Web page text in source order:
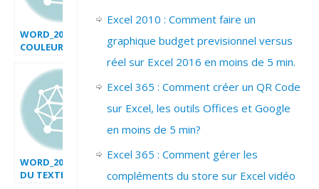
WORD_2007_AJOUTER
COULEUR CELLULE
WORD_2007_RECHERCHER
DU TEXTE
Excel 2010 : Comment faire un
graphique budget previsionnel versus
réel sur Excel 2016 en moins de 5 min.
Excel 365 : Comment créer un QR Code
sur Excel, les outils Offices et Google
en moins de 5 min?
Excel 365 : Comment gérer les
compléments du store sur Excel vidéo